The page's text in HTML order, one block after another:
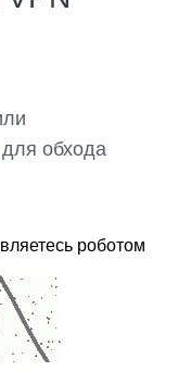
обхода
роботом